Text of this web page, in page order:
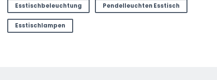
Esstischbeleuchtung Pendelleuchten Esstisch
Esstischlampen